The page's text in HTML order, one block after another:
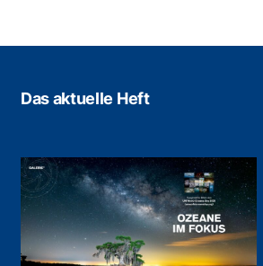
Das aktuelle Heft